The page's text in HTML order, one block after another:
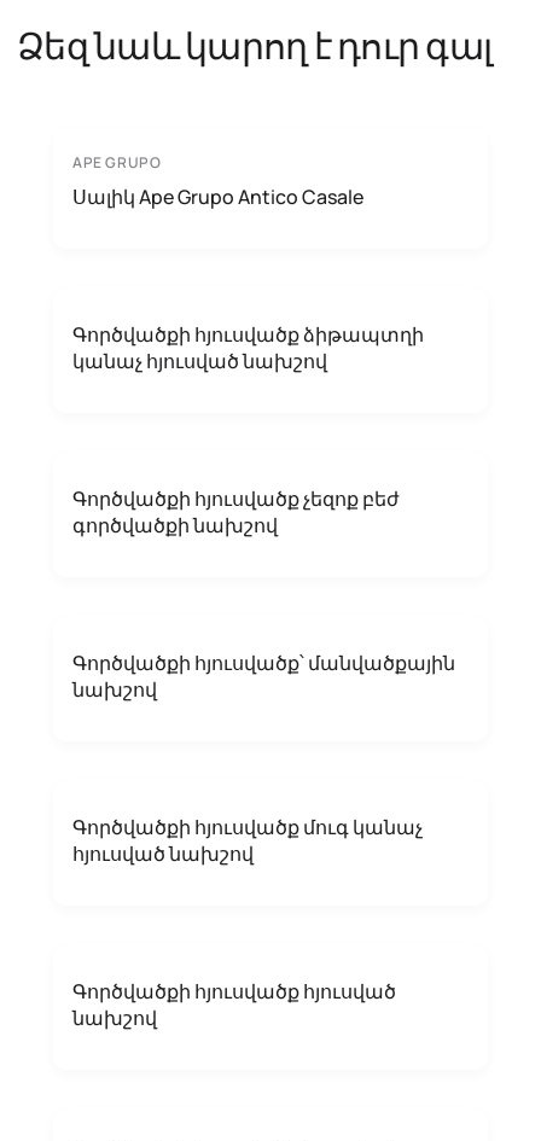
Ձեզ նաև կարող է դուր գալ
APE GRUPO
Սալիկ Ape Grupo Antico Casale
Գործվածքի հյուսվածք ձիթապտղի
կանաչ հյուսված նախշով
Գործվածքի հյուսվածք չեզոք բեժ
գործվածքի նախշով
Գործվածքի հյուսվածք՝ մանվածքային
նախշով
Գործվածքի հյուսվածք մուգ կանաչ
հյուսված նախշով
Գործվածքի հյուսվածք հյուսված
նախշով